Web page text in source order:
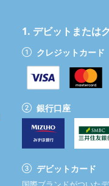
1. デビットまたは
クレジットカード
銀行口座
デビットカード